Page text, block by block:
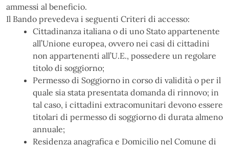
ammessi al beneficio.
Il Bando prevedeva i seguenti Criteri di accesso:
Cittadinanza italiana o di uno Stato appartenente
all’Unione europea, ovvero nei casi di cittadini
non appartenenti all’U.E., possedere un regolare
titolo di soggiorno;
Permesso di Soggiorno in corso di validità o per il
quale sia stata presentata domanda di rinnovo; in
tal caso, i cittadini extracomunitari devono essere
titolari di permesso di soggiorno di durata almeno
annuale;
Residenza anagrafica e Domicilio nel Comune di